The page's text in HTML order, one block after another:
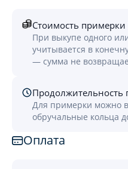
Стоимость
При выкупе одного
учитывается в
— сумма не
Для примерки можно
обручальные кольца
Оплата